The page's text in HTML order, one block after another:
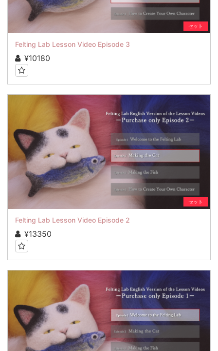
セット
Felting Lab Lesson Video Episode 3
¥10180
セット
Felting Lab Lesson Video Episode 2
¥13350